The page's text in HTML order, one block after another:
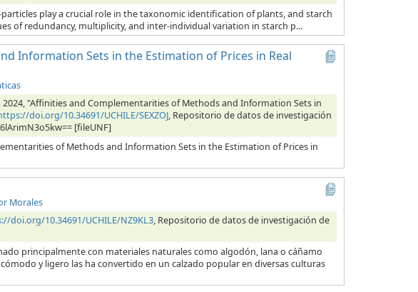
play a crucial role in the taxonomic identification of plants, and starch
of redundancy, multiplicity, and inter-individual variation in starch p...
Information Sets in the Estimation of Prices in Real
2024, "Affinities and Complementarities of Methods and Information Sets in
doi.org/10.34691/UCHILE/SEXZOJ, Repositorio de datos de investigación
[fileUNF]
of Methods and Information Sets in the Estimation of Prices in
Morales
doi.org/10.34691/UCHILE/NZ9KL3, Repositorio de datos de investigación de
principalmente con materiales naturales como algodón, lana o cáñamo
y ligero las ha convertido en un calzado popular en diversas culturas